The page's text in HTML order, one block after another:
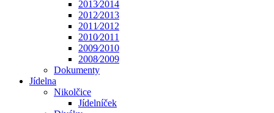
2013⁄2014
2012⁄2013
2011⁄2012
2010⁄2011
2009⁄2010
2008⁄2009
Dokumenty
Jídelna
Nikolčice
Jídelníček